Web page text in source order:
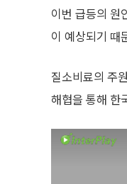
이번 급등의 원
이 예상되기 때
질소비료의 주
해협을 통해 한